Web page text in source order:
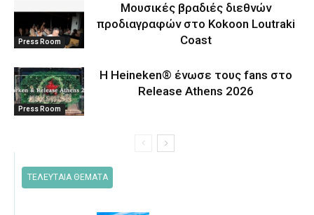
Press Room
Μουσικές βραδιές διεθνών
προδιαγραφών στο Kokoon Loutraki
Coast
Press Room
Η Heineken® ένωσε τους fans στο
Release Athens 2026
ΤΕΛΕΥΤΑΙΑ ΘΕΜΑΤΑ